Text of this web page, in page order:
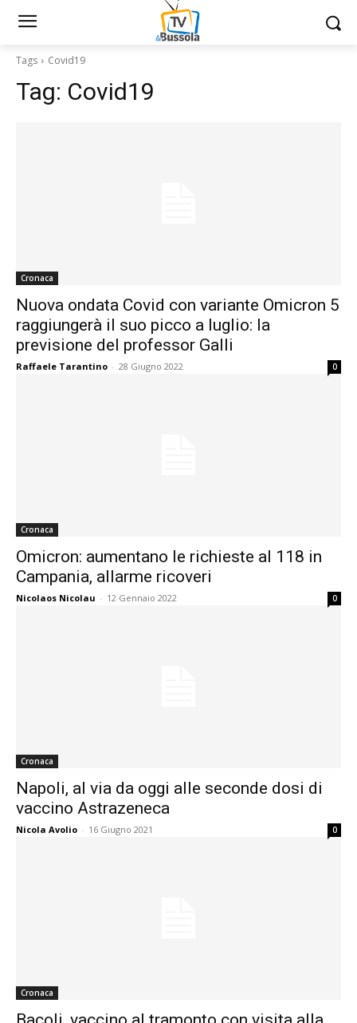
Tags Covid19
Tag: Covid19
Cronaca
Nuova ondata Covid con variante Omicron 5
raggiungerà il suo picco a luglio: la
previsione del professor Galli
Raffaele Tarantino - 28 Giugno 2022 0
Cronaca
Omicron: aumentano le richieste al 118 in
Campania, allarme ricoveri
Nicolaos Nicolau - 12 Gennaio 2022 0
Cronaca
Napoli, al via da oggi alle seconde dosi di
vaccino Astrazeneca
Nicola Avolio - 16 Giugno 2021 0
Cronaca